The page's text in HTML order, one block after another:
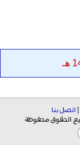
| اتصل بنا